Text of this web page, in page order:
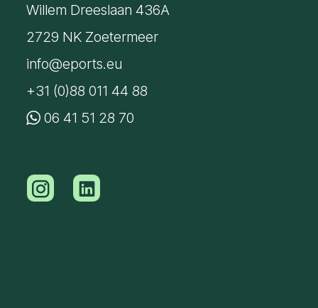
Willem Dreeslaan 436A
2729 NK Zoetermeer
info@eports.eu
+31 (0)88 011 44 88
06 41 51 28 70